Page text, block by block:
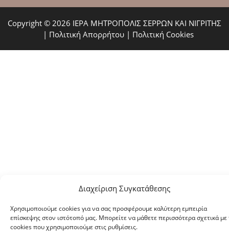
Διαχείριση Συγκατάθεσης
Χρησιμοποιούμε cookies για να σας προσφέρουμε καλύτερη εμπειρία
επίσκεψης στον ιστότοπό μας. Μπορείτε να μάθετε περισσότερα σχετικά με
cookies που χρησιμοποιούμε στις ρυθμίσεις.
Copyright © 2026 ΙΕΡΑ ΜΗΤΡΟΠΟΛΙΣ ΣΕΡΡΩΝ ΚΑΙ ΝΙΓΡΙΤΗΣ
| Πολιτική Απορρήτου | Πολιτική Cookies